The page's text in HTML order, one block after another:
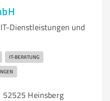
Dienstleistungen und
IT-BERATUNG
Heinsberg